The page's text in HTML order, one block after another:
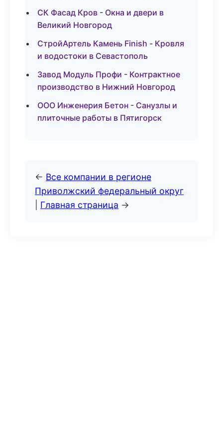
СК Фасад Кров - Окна и двери в
Великий Новгород
СтройАртель Камень Finish - Кровля
и водостоки в Севастополь
Завод Модуль Профи - Контрактное
производство в Нижний Новгород
ООО Инженерия Бетон - Санузлы и
плиточные работы в Пятигорск
← Все компании в регионе
Приволжский федеральный округ
Главная страница →